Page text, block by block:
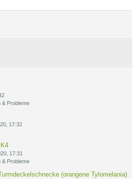
& Probleme
17:32
17:31
& Probleme
(orangene Tylomelania)